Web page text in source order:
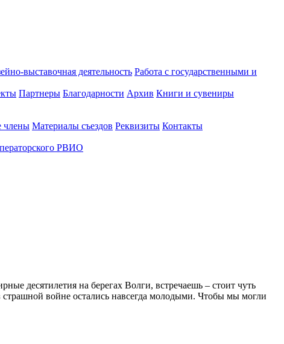
выставочная деятельность Работа с государственными и
Партнеры Благодарности Архив Книги и сувениры
члены Материалы съездов Реквизиты Контакты
РВИО
десятилетия на берегах Волги, встречаешь – стоит чуть
войне остались навсегда молодыми. Чтобы мы могли